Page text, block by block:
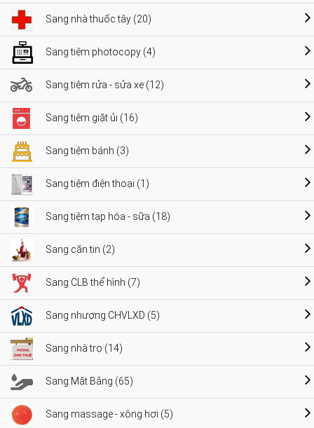
Sang nhà thuốc tây (20)
Sang tiệm photocopy (4)
Sang tiệm rửa - sửa xe (12)
Sang tiệm giặt ủi (16)
Sang tiệm bánh (3)
Sang tiệm điện thoại (1)
Sang tiệm tạp hóa - sữa (18)
Sang căn tin (2)
Sang CLB thể hình (7)
Sang nhượng CHVLXD (5)
Sang nhà trọ (14)
Sang Mặt Bằng (65)
Sang massage - xông hơi (5)